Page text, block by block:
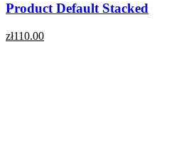
Product Default Stacked
zł110.00